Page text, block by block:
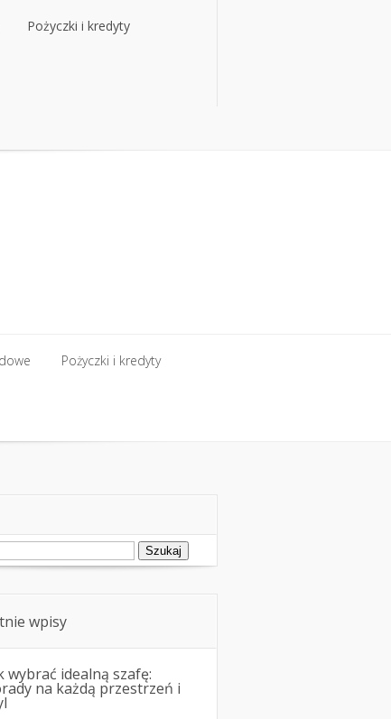
Pożyczki i kredyty
Pożyczki i kredyty
wpisy
wybrać idealną szafę:
na każdą przestrzeń i